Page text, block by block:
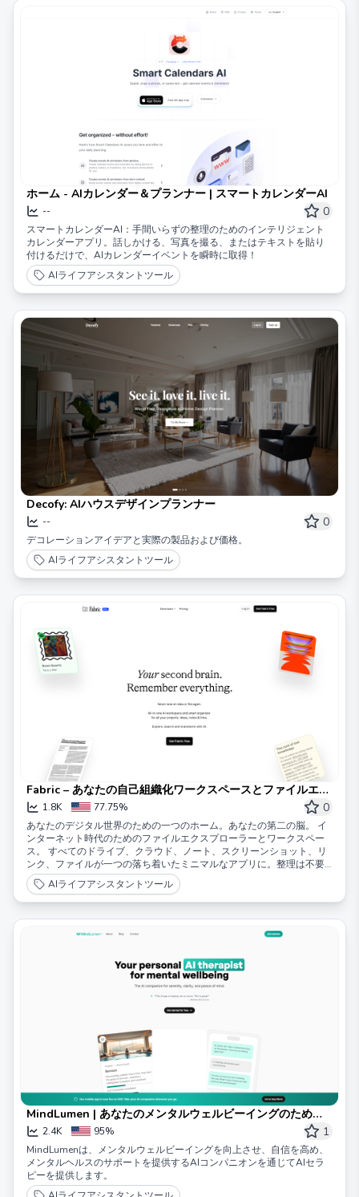
ホーム - AIカレンダー＆プランナー | スマートカレンダーAI
-- 0
スマートカレンダーAI：手間いらずの整理のためのインテリジェント
カレンダーアプリ。話しかける、写真を撮る、またはテキストを貼り
付けるだけで、AIカレンダーイベントを瞬時に取得！
AIライフアシスタントツール
Decofy: AIハウスデザインプランナー
-- 0
デコレーションアイデアと実際の製品および価格。
AIライフアシスタントツール
Fabric – あなたの自己組織化ワークスペースとファイルエク
スプローラー
1.8K 77.75% 0
あなたのデジタル世界のための一つのホーム。あなたの第二の脳。 イ
ンターネット時代のためのファイルエクスプローラーとワークスペー
ス。 すべてのドライブ、クラウド、ノート、スクリーンショット、リ
ンク、ファイルが一つの落ち着いたミニマルなアプリに。整理は不要
です。 もう二度と何も忘れない。
AIライフアシスタントツール
MindLumen | あなたのメンタルウェルビーイングのための
AIセラピスト
2.4K 95% 1
MindLumenは、メンタルウェルビーイングを向上させ、自信を高め、
メンタルヘルスのサポートを提供するAIコンパニオンを通じてAIセラ
ピーを提供します。